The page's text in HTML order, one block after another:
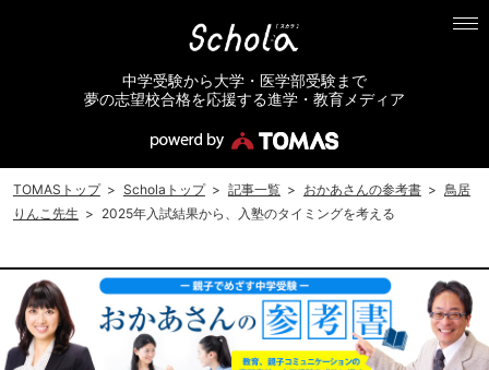
中学受験から大学・医学部受験まで
夢の志望校合格を応援する進学・教育メディア
TOMASトップ > Scholaトップ > 記事一覧 > おかあさんの参考書 > 鳥居
りんこ先生 > 2025年入試結果から、入塾のタイミングを考える